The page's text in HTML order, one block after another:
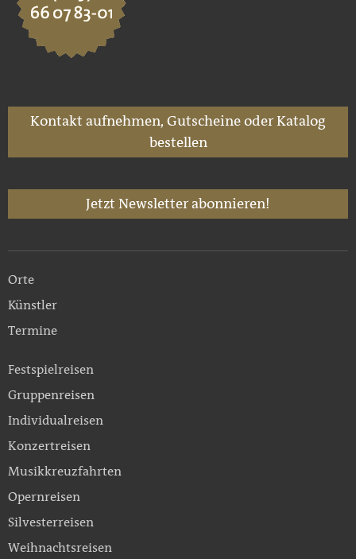
Kontakt aufnehmen, Gutscheine oder Katalog
bestellen
Jetzt Newsletter abonnieren!
Orte
Künstler
Termine
Festspielreisen
Gruppenreisen
Individualreisen
Konzertreisen
Musikkreuzfahrten
Opernreisen
Silvesterreisen
Weihnachtsreisen